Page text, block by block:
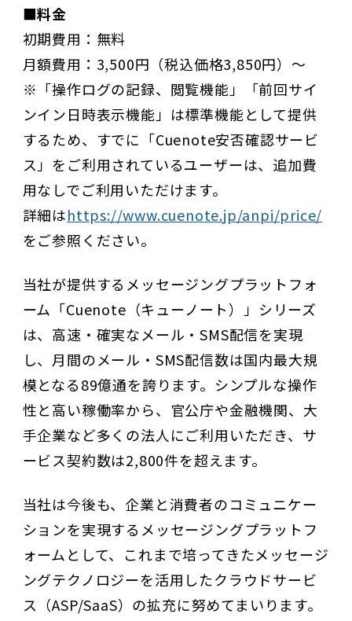
■料金
初期費用：無料
月額費用：3,500円（税込価格3,850円）～
※「操作ログの記録、閲覧機能」「前回サイ
ンイン日時表示機能」は標準機能として提供
するため、すでに「Cuenote安否確認サービ
ス」をご利用されているユーザーは、追加費
用なしでご利用いただけます。
詳細はhttps://www.cuenote.jp/anpi/price/
をご参照ください。
当社が提供するメッセージングプラットフォ
ーム「Cuenote（キューノート）」シリーズ
は、高速・確実なメール・SMS配信を実現
し、月間のメール・SMS配信数は国内最大規
模となる89億通を誇ります。シンプルな操作
性と高い稼働率から、官公庁や金融機関、大
手企業など多くの法人にご利用いただき、サ
ービス契約数は2,800件を超えます。
当社は今後も、企業と消費者のコミュニケー
ションを実現するメッセージングプラットフ
ォームとして、これまで培ってきたメッセージ
ングテクノロジーを活用したクラウドサービ
ス（ASP/SaaS）の拡充に努めてまいります。